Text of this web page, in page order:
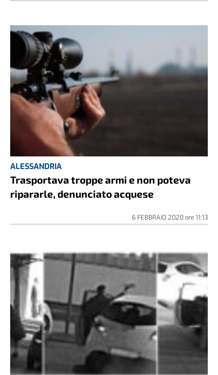
ALESSANDRIA
Trasportava troppe armi e non poteva
ripararle, denunciato acquese
6 FEBBRAIO 2020ore 11:13